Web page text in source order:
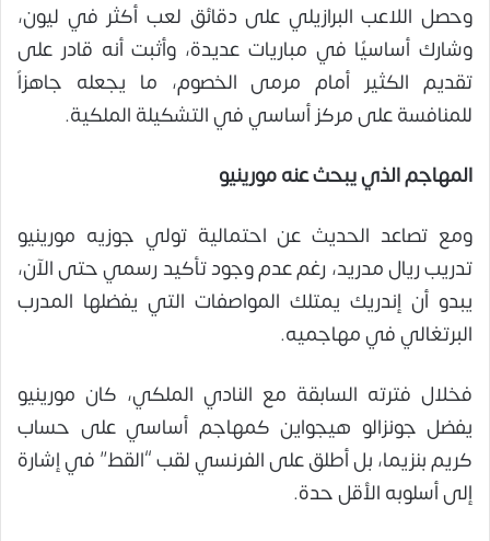
وحصل اللاعب البرازيلي على دقائق لعب أكثر في ليون،
وشارك أساسيًا في مباريات عديدة، وأثبت أنه قادر على
تقديم الكثير أمام مرمى الخصوم، ما يجعله جاهزاً
للمنافسة على مركز أساسي في التشكيلة الملكية.
المهاجم الذي يبحث عنه مورينيو
ومع تصاعد الحديث عن احتمالية تولي جوزيه مورينيو
تدريب ريال مدريد، رغم عدم وجود تأكيد رسمي حتى الآن،
يبدو أن إندريك يمتلك المواصفات التي يفضلها المدرب
البرتغالي في مهاجميه.
فخلال فترته السابقة مع النادي الملكي، كان مورينيو
يفضل جونزالو هيجواين كمهاجم أساسي على حساب
كريم بنزيما، بل أطلق على الفرنسي لقب “القط” في إشارة
إلى أسلوبه الأقل حدة.